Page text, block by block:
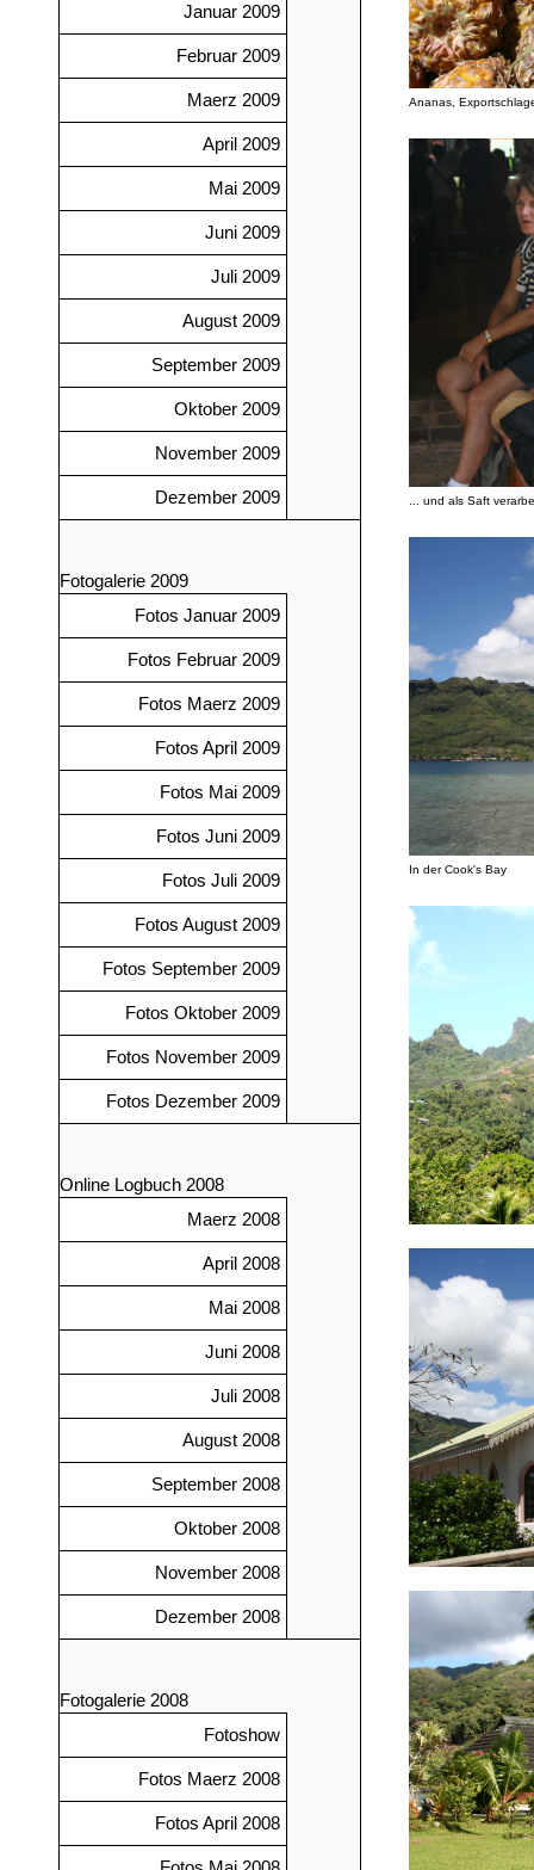
Januar 2009
Februar 2009
Maerz 2009
April 2009
Mai 2009
Juni 2009
Juli 2009
August 2009
September 2009
Oktober 2009
November 2009
Dezember 2009
Fotogalerie 2009
Fotos Januar 2009
Fotos Februar 2009
Fotos Maerz 2009
Fotos April 2009
Fotos Mai 2009
Fotos Juni 2009
Fotos Juli 2009
Fotos August 2009
Fotos September 2009
Fotos Oktober 2009
Fotos November 2009
Fotos Dezember 2009
Online Logbuch 2008
Maerz 2008
April 2008
Mai 2008
Juni 2008
Juli 2008
August 2008
September 2008
Oktober 2008
November 2008
Dezember 2008
Fotogalerie 2008
Fotoshow
Fotos Maerz 2008
Fotos April 2008
Ananas,
... und als Saft
In der Cook's Bay